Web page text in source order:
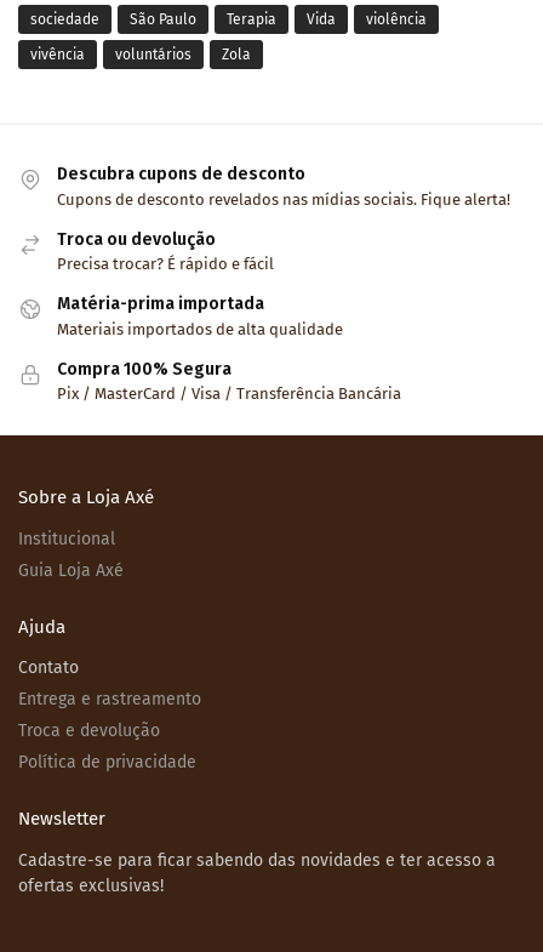
sociedade São Paulo Terapia Vida violência
vivência voluntários Zola
Descubra cupons de desconto
Cupons de desconto revelados nas mídias sociais. Fique alerta!
Troca ou devolução
Precisa trocar? É rápido e fácil
Matéria-prima importada
Materiais importados de alta qualidade
Compra 100% Segura
Pix / MasterCard / Visa / Transferência Bancária
Sobre a Loja Axé
Institucional
Guia Loja Axé
Ajuda
Contato
Entrega e rastreamento
Troca e devolução
Política de privacidade
Newsletter
Cadastre-se para ficar sabendo das novidades e ter acesso a
ofertas exclusivas!